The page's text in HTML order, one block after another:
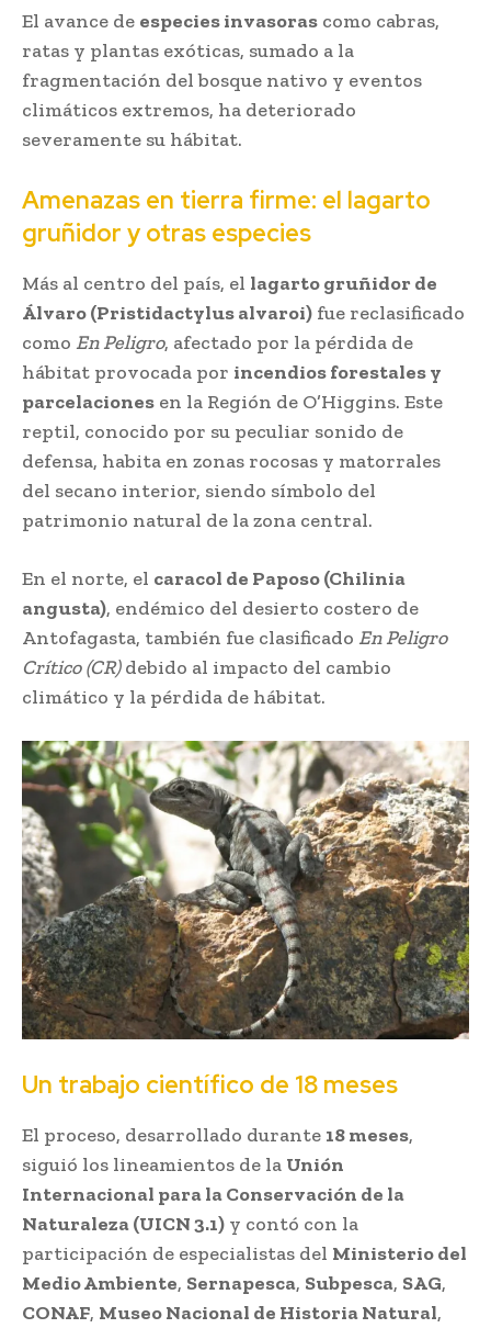
El avance de especies invasoras como cabras,
ratas y plantas exóticas, sumado a la
fragmentación del bosque nativo y eventos
climáticos extremos, ha deteriorado
severamente su hábitat.
Amenazas en tierra firme: el lagarto
gruñidor y otras especies
Más al centro del país, el lagarto gruñidor de
Álvaro (Pristidactylus alvaroi) fue reclasificado
como En Peligro, afectado por la pérdida de
hábitat provocada por incendios forestales y
parcelaciones en la Región de O’Higgins. Este
reptil, conocido por su peculiar sonido de
defensa, habita en zonas rocosas y matorrales
del secano interior, siendo símbolo del
patrimonio natural de la zona central.
En el norte, el caracol de Paposo (Chilinia
angusta), endémico del desierto costero de
Antofagasta, también fue clasificado En Peligro
Crítico (CR)debido al impacto del cambio
climático y la pérdida de hábitat.
Un trabajo científico de 18 meses
El proceso, desarrollado durante 18 meses,
siguió los lineamientos de la Unión
Internacional para la Conservación de la
Naturaleza (UICN 3.1) y contó con la
participación de especialistas del Ministerio del
Medio Ambiente, Sernapesca, Subpesca, SAG,
CONAF, Museo Nacional de Historia Natural,